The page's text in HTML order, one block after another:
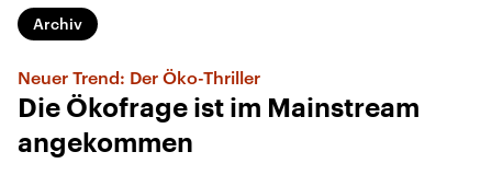
Archiv
Neuer Trend: Der Öko-Thriller
Die Ökofrage ist im Mainstream
angekommen